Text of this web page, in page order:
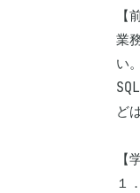
【
業
い。
ど
【
１